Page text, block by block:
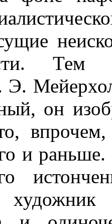
Э.
он
и